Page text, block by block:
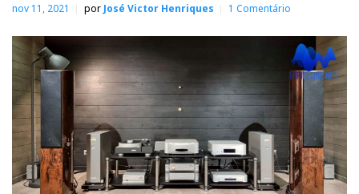
nov 11, 2021 por José Victor Henriques 1 Comentário